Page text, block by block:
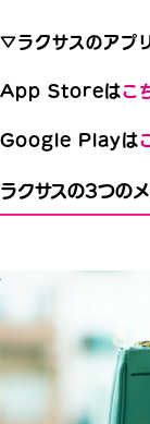
▽ラクサスのアプ
App Storeはこ
Google Playは
ラクサスの3つの